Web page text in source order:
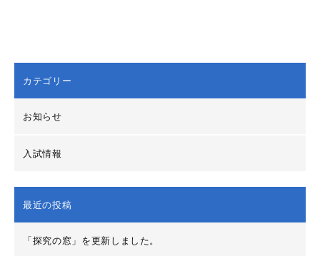
カテゴリー
お知らせ
入試情報
最近の投稿
「探究の窓」を更新しました。